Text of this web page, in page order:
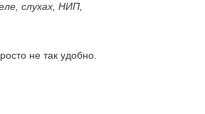
слухах, НИП,
не так удобно.